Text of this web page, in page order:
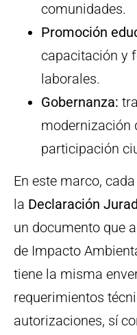
comunidades.
Promoción
capacitación y
laborales.
Gobernanza:
modernización
participación
En este marco,
la Declaración
un documento que
de Impacto
tiene la misma
requerimientos
autorizaciones, sí